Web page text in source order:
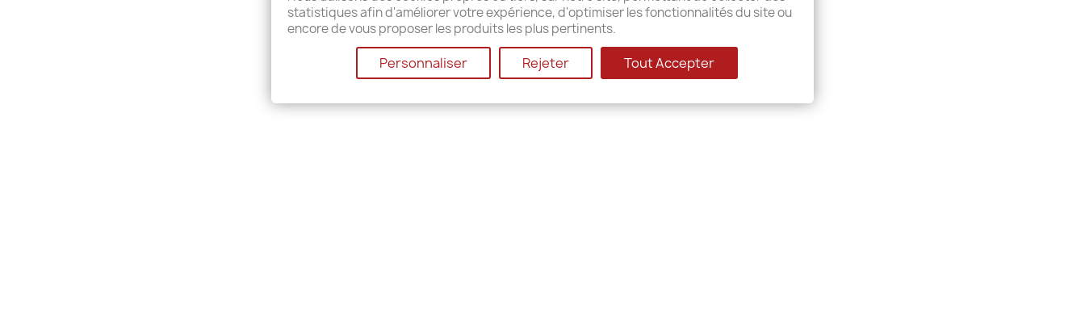
Shops
© 2026 - Shop-Software von PrestaShop™
statistiques afin d'améliorer votre expérience, d'optimiser les fonctionnalités du site ou
encore de vous proposer les produits les plus pertinents.
Personnaliser Rejeter Tout Accepter